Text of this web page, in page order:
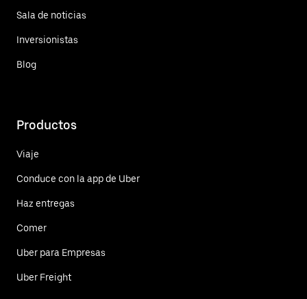
Sala de noticias
Inversionistas
Blog
Productos
Viaje
Conduce con la app de Uber
Haz entregas
Comer
Uber para Empresas
Uber Freight